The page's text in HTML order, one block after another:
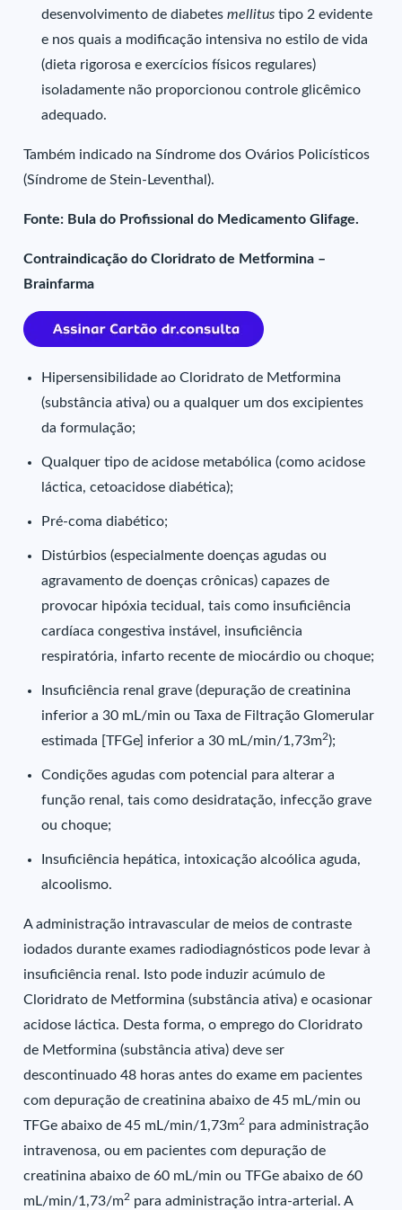
desenvolvimento de diabetesmellitustipo 2 evidente
e nos quais a modificação intensiva no estilo de vida
(dieta rigorosa e exercícios físicos regulares)
isoladamente não proporcionou controle glicêmico
adequado.
Também indicado na Síndrome dos Ovários Policísticos
(Síndrome de Stein-Leventhal).
Fonte: Bula do Profissional do Medicamento Glifage.
Contraindicação do Cloridrato de Metformina –
Brainfarma
Hipersensibilidade ao Cloridrato de Metformina
(substância ativa) ou a qualquer um dos excipientes
da formulação;
Qualquer tipo de acidose metabólica (como acidose
láctica, cetoacidose diabética);
Pré-coma diabético;
Distúrbios (especialmente doenças agudas ou
agravamento de doenças crônicas) capazes de
provocar hipóxia tecidual, tais como insuficiência
cardíaca congestiva instável, insuficiência
respiratória, infarto recente de miocárdio ou choque;
Insuficiência renal grave (depuração de creatinina
inferior a 30 mL/min ou Taxa de Filtração Glomerular
estimada [TFGe] inferior a 30 mL/min/1,73m2);
Condições agudas com potencial para alterar a
função renal, tais como desidratação, infecção grave
ou choque;
Insuficiência hepática, intoxicação alcoólica aguda,
alcoolismo.
A administração intravascular de meios de contraste
iodados durante exames radiodiagnósticos pode levar à
insuficiência renal. Isto pode induzir acúmulo de
Cloridrato de Metformina (substância ativa) e ocasionar
acidose láctica. Desta forma, o emprego do Cloridrato
de Metformina (substância ativa) deve ser
descontinuado 48 horas antes do exame em pacientes
com depuração de creatinina abaixo de 45 mL/min ou
TFGe abaixo de 45 mL/min/1,73m2 para administração
intravenosa, ou em pacientes com depuração de
creatinina abaixo de 60 mL/min ou TFGe abaixo de 60
mL/min/1,73/m2 para administração intra-arterial. A